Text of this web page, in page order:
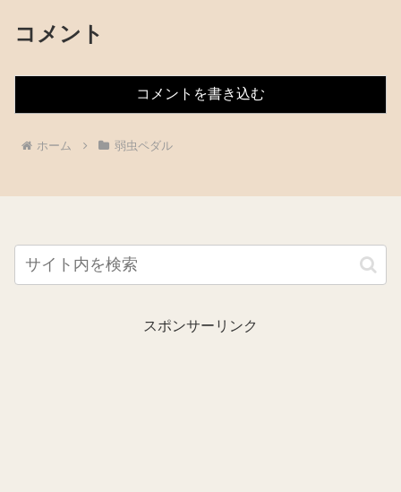
コメント
コメントを書き込む
ホーム 弱虫ペダル
スポンサーリンク